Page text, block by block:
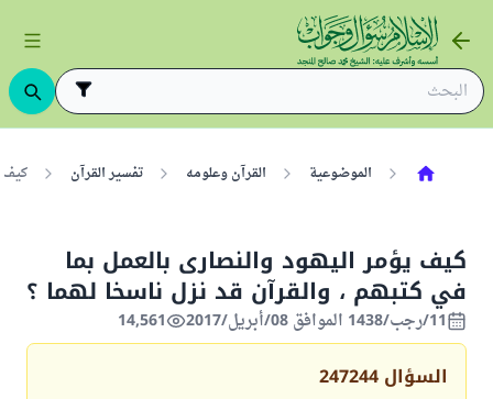
الموضوعية القرآن وعلومه تفسير القرآن كيف
كيف يؤمر اليهود والنصارى بالعمل بما
في كتبهم ، والقرآن قد نزل ناسخا لهما ؟
11/رجب/1438 الموافق 08/أبريل/2017 14,561
السؤال 247244